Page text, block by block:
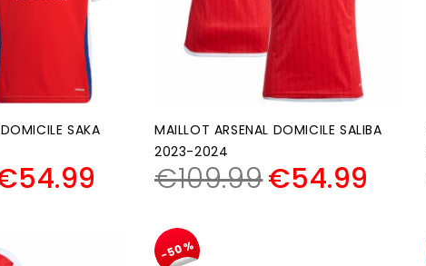
SAKA
54.99
MAILLOT ARSENAL DOMICILE SALIBA
2023-2024
€109.99€54.99
-50%